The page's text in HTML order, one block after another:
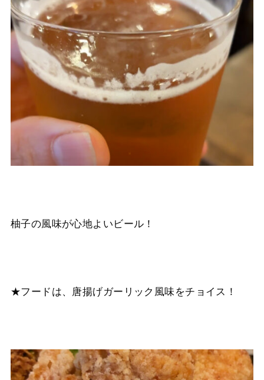
柚子の風味が心地よいビール！
★フードは、唐揚げガーリック風味をチョイス！